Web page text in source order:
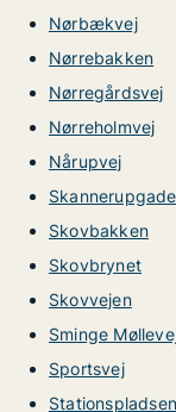
Nørbækvej
Nørrebakken
Nørregårdsvej
Nørreholmvej
Nårupvej
Skannerupgade
Skovbakken
Skovbrynet
Skovvejen
Sminge
Sportsvej
Stationspladsen